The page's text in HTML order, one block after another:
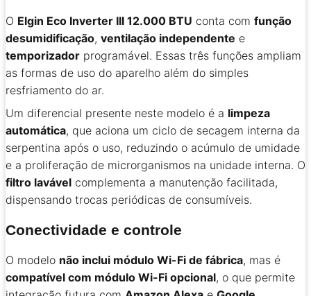
O Elgin Eco Inverter III 12.000 BTU conta com função
desumidificação, ventilação independente e
temporizador programável. Essas três funções ampliam
as formas de uso do aparelho além do simples
resfriamento do ar.
Um diferencial presente neste modelo é a limpeza
automática, que aciona um ciclo de secagem interna da
serpentina após o uso, reduzindo o acúmulo de umidade
e a proliferação de microrganismos na unidade interna. O
filtro lavável complementa a manutenção facilitada,
dispensando trocas periódicas de consumíveis.
Conectividade e controle
O modelo não inclui módulo Wi-Fi de fábrica, mas é
compatível com módulo Wi-Fi opcional, o que permite